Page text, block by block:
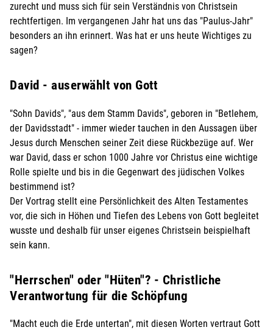
zurecht und muss sich für sein Verständnis von Christsein
rechtfertigen. Im vergangenen Jahr hat uns das "Paulus-Jahr"
besonders an ihn erinnert. Was hat er uns heute Wichtiges zu
sagen?
David - auserwählt von Gott
"Sohn Davids", "aus dem Stamm Davids", geboren in "Betlehem,
der Davidsstadt" - immer wieder tauchen in den Aussagen über
Jesus durch Menschen seiner Zeit diese Rückbezüge auf. Wer
war David, dass er schon 1000 Jahre vor Christus eine wichtige
Rolle spielte und bis in die Gegenwart des jüdischen Volkes
bestimmend ist?
Der Vortrag stellt eine Persönlichkeit des Alten Testamentes
vor, die sich in Höhen und Tiefen des Lebens von Gott begleitet
wusste und deshalb für unser eigenes Christsein beispielhaft
sein kann.
"Herrschen" oder "Hüten"? - Christliche
Verantwortung für die Schöpfung
"Macht euch die Erde untertan", mit diesen Worten vertraut Gott